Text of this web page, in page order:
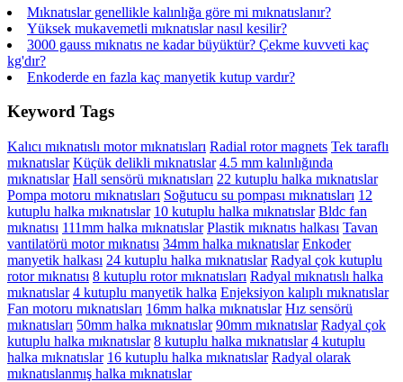
Mıknatıslar genellikle kalınlığa göre mi mıknatıslanır?
Yüksek mukavemetli mıknatıslar nasıl kesilir?
3000 gauss mıknatıs ne kadar büyüktür? Çekme kuvveti kaç
kg'dır?
Enkoderde en fazla kaç manyetik kutup vardır?
Keyword Tags
Kalıcı mıknatıslı motor mıknatısları Radial rotor magnets Tek taraflı
mıknatıslar Küçük delikli mıknatıslar 4.5 mm kalınlığında
mıknatıslar Hall sensörü mıknatısları 22 kutuplu halka mıknatıslar
Pompa motoru mıknatısları Soğutucu su pompası mıknatısları 12
kutuplu halka mıknatıslar 10 kutuplu halka mıknatıslar Bldc fan
mıknatısı 111mm halka mıknatıslar Plastik mıknatıs halkası Tavan
vantilatörü motor mıknatısı 34mm halka mıknatıslar Enkoder
manyetik halkası 24 kutuplu halka mıknatıslar Radyal çok kutuplu
rotor mıknatısı 8 kutuplu rotor mıknatısları Radyal mıknatıslı halka
mıknatıslar 4 kutuplu manyetik halka Enjeksiyon kalıplı mıknatıslar
Fan motoru mıknatısları 16mm halka mıknatıslar Hız sensörü
mıknatısları 50mm halka mıknatıslar 90mm mıknatıslar Radyal çok
kutuplu halka mıknatıslar 8 kutuplu halka mıknatıslar 4 kutuplu
halka mıknatıslar 16 kutuplu halka mıknatıslar Radyal olarak
mıknatıslanmış halka mıknatıslar